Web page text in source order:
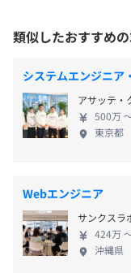
就業場所の変更範囲
＜雇入時＞
本社／合志事業所
＜変更範囲＞
会社の定める場所
受動喫煙防止措置
従業員に対する受
対策内容：屋内禁
〈年間休日日数120
・完全週休2日制（
・祝日
・特別休暇（慶弔
・産前産後休暇
・育児休業
・子育て応援休暇
ーハボンディン
います。 当社が
プシェアを誇り
を送り出してい
ッパの開発を担
【東京エレクト
トフォン、自動
がる業界は、ダ
TELは、将来の世
うことで、世の
出し、半導体製
◎TELの特徴：
類似したおすすめ
システムエンジニア
アサッテ・
500万
東京都
Webエンジニア
サンクスラ
424万
沖縄県